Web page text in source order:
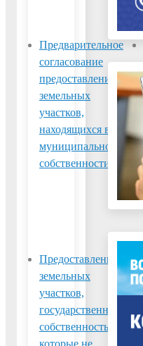
Предварительное
согласование
предоставления
земельных
участков,
находящихся в
муниципальной
собственности
Предоставление
земельных
участков,
государственная
собственность на
которые не